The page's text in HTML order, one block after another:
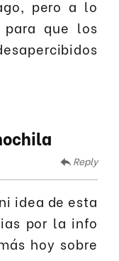
pero a lo
que los
Reply
idea de esta
por la info
hoy sobre